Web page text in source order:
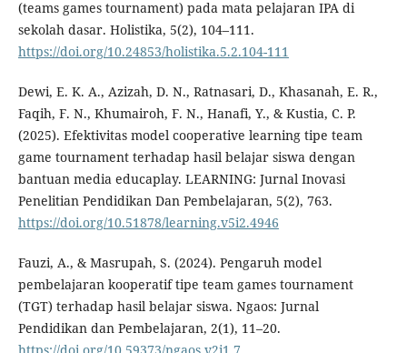
(teams games tournament) pada mata pelajaran IPA di
sekolah dasar. Holistika, 5(2), 104–111.
https://doi.org/10.24853/holistika.5.2.104-111
Dewi, E. K. A., Azizah, D. N., Ratnasari, D., Khasanah, E. R.,
Faqih, F. N., Khumairoh, F. N., Hanafi, Y., & Kustia, C. P.
(2025). Efektivitas model cooperative learning tipe team
game tournament terhadap hasil belajar siswa dengan
bantuan media educaplay. LEARNING: Jurnal Inovasi
Penelitian Pendidikan Dan Pembelajaran, 5(2), 763.
https://doi.org/10.51878/learning.v5i2.4946
Fauzi, A., & Masrupah, S. (2024). Pengaruh model
pembelajaran kooperatif tipe team games tournament
(TGT) terhadap hasil belajar siswa. Ngaos: Jurnal
Pendidikan dan Pembelajaran, 2(1), 11–20.